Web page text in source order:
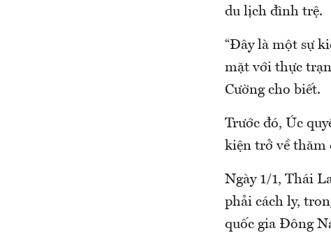
du lịch đình trệ.
“Đây là một sự
mặt với thực
Cường cho biết.
Trước đó, Úc
kiện trở về thăm
Ngày 1/1, Thái
phải cách ly,
quốc gia Đông